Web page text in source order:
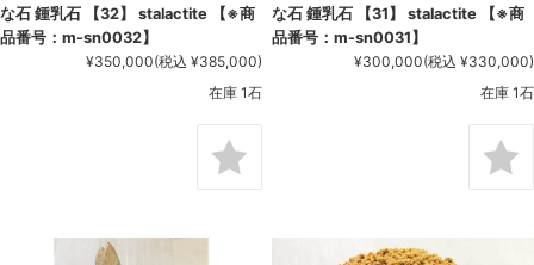
な石 鍾乳石 【32】 stalactite 【※商
品番号：m-sn0032】
¥350,000(税込 ¥385,000)
在庫 1石
な石 鍾乳石 【31】 stalactite 【※商
品番号：m-sn0031】
¥300,000(税込 ¥330,000)
在庫 1石